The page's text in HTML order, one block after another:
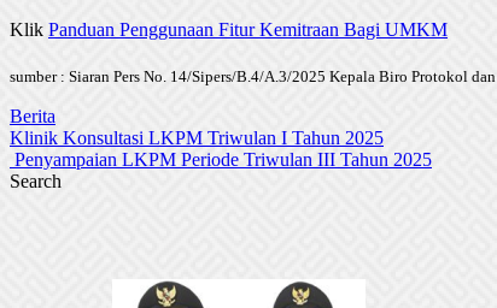
Klik Panduan Penggunaan Fitur Kemitraan Bagi UMKM
sumber : Siaran Pers No. 14/Sipers/B.4/A.3/2025 Kepala Biro Protokol
Berita
Post
navigation
Klinik Konsultasi LKPM Triwulan I Tahun 2025
Penyampaian LKPM Periode Triwulan III Tahun 2025
Search